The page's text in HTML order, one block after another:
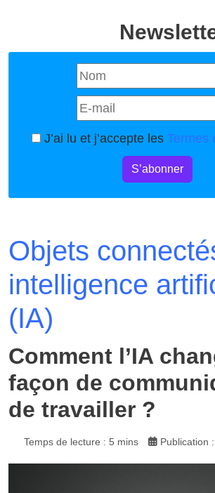
J’ai lu et j’accepte les Termes
S’abonner
Objets
intelligence
(IA)
Comment l’IA
façon de
de travailler ?
Temps de lecture : 5 mins Publication